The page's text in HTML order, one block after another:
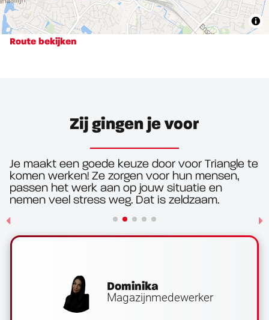
Route bekijken
Zij gingen je voor
Je maakt een goede keuze door voor Triangle te
komen werken! Ze zorgen voor hun mensen,
passen het werk aan op jouw situatie en
nemen veel stress weg. Dat is zeldzaam.
Dominika
Magazijnmedewerker